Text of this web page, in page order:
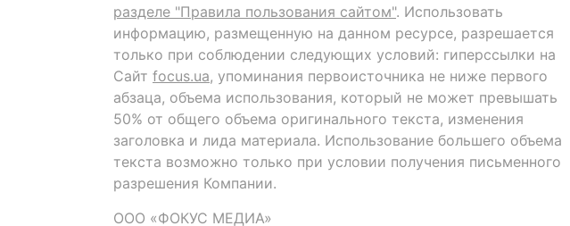
разделе "Правила пользования сайтом". Использовать
информацию, размещенную на данном ресурсе, разрешается
только при соблюдении следующих условий: гиперссылки на
Сайт focus.ua, упоминания первоисточника не ниже первого
абзаца, объема использования, который не может превышать
50% от общего объема оригинального текста, изменения
заголовка и лида материала. Использование большего объема
текста возможно только при условии получения письменного
разрешения Компании.
ООО «ФОКУС МЕДИА»